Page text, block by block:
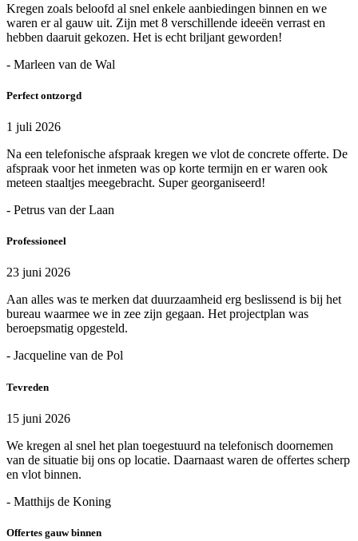
Kregen zoals beloofd al snel enkele aanbiedingen binnen en we
waren er al gauw uit. Zijn met 8 verschillende ideeën verrast en
hebben daaruit gekozen. Het is echt briljant geworden!
- Marleen van de Wal
Perfect ontzorgd
1 juli 2026
Na een telefonische afspraak kregen we vlot de concrete offerte. De
afspraak voor het inmeten was op korte termijn en er waren ook
meteen staaltjes meegebracht. Super georganiseerd!
- Petrus van der Laan
Professioneel
23 juni 2026
Aan alles was te merken dat duurzaamheid erg beslissend is bij het
bureau waarmee we in zee zijn gegaan. Het projectplan was
beroepsmatig opgesteld.
- Jacqueline van de Pol
Tevreden
15 juni 2026
We kregen al snel het plan toegestuurd na telefonisch doornemen
van de situatie bij ons op locatie. Daarnaast waren de offertes scherp
en vlot binnen.
- Matthijs de Koning
Offertes gauw binnen